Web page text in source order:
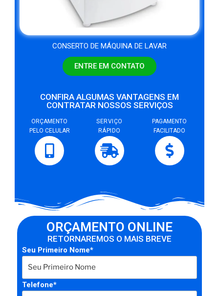
CONSERTO DE MÁQUINA DE LAVAR
ENTRE EM CONTATO
CONFIRA ALGUMAS VANTAGENS EM
CONTRATAR NOSSOS SERVIÇOS
ORÇAMENTO
PELO CELULAR
SERVIÇO
RÁPIDO
PAGAMENTO
FACILITADO
ORÇAMENTO ONLINE
RETORNAREMOS O MAIS BREVE
Seu Primeiro Nome*
Telefone*